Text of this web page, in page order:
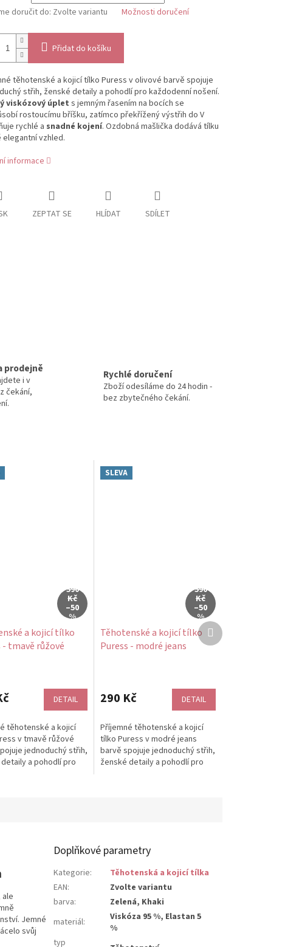
doručit do: Zvolte variantu Možnosti doručení
Přidat do košíku
těhotenské a kojicí tílko Puress v olivové barvě spojuje
střih, ženské detaily a pohodlí pro každodenní nošení.
viskózový úplets jemným řasením na bocích se
rostoucímu bříšku, zatímco překřížený výstřih do V
rychlé a snadné kojení. Ozdobná mašlička dodává tílku
elegantní vzhled.
informace
ZEPTAT SE HLÍDAT SDÍLET
prodejně
i v
čekání,
Rychlé doručení
Zboží odesíláme do 24 hodin -
bez zbytečného čekání.
590
Kč
–50
%
a kojicí tílko
- tmavě růžové
DETAIL
těhotenské a kojicí
v tmavě růžové
jednoduchý střih,
a pohodlí pro
SLEVA
590
Kč
–50
%
Těhotenské a kojicí tílko
Puress - modré jeans
290 Kč DETAIL
Příjemné těhotenské a kojicí
tílko Puress v modré jeans
barvě spojuje jednoduchý střih,
ženské detaily a pohodlí pro
Další
produkt
Jemné
svůj
Doplňkové parametry
Kategorie:
Těhotenská a kojicí tílka
EAN:
Zvolte variantu
barva:
Zelená, Khaki
materiál:
Viskóza 95 %, Elastan 5
%
typ